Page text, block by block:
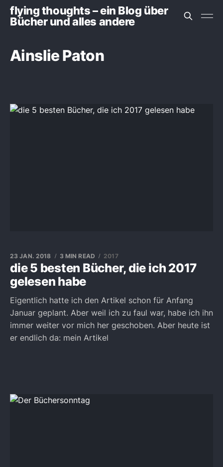
flying thoughts – ein Blog über
Bücher und alles andere
Ainslie Paton
die 5 besten Bücher, die ich 2017
gelesen habe
23 JAN. 2018 3 MIN READ 2017
Eigentlich hatte ich den Artikel schon für Anfang
Januar geplant. Aber weil ich zu faul war, habe ich ihn
immer weiter vor mich her geschoben. Aber heute ist
er endlich da: mein Artikel